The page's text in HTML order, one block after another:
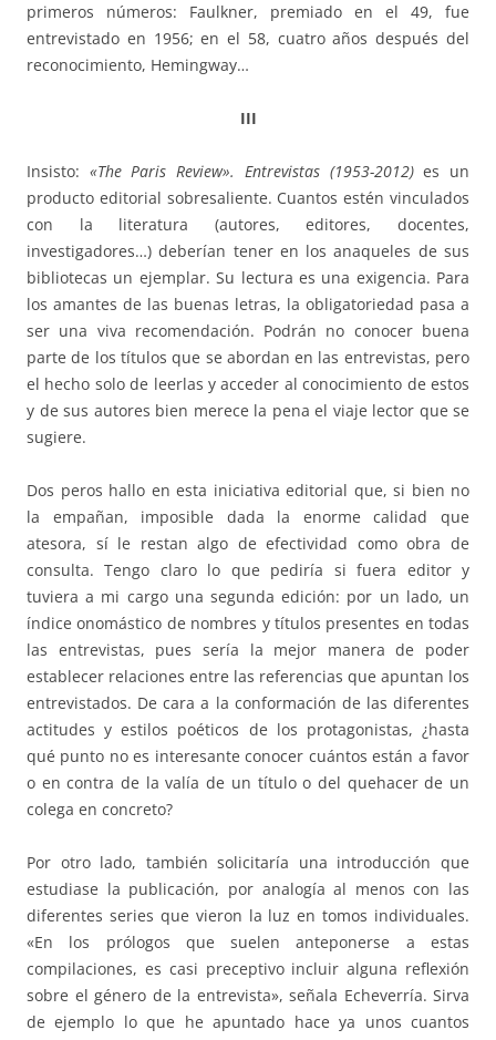
primeros números: Faulkner, premiado en el 49, fue
entrevistado en 1956; en el 58, cuatro años después del
reconocimiento, Hemingway…
III
Insisto: «The Paris Review». Entrevistas (1953-2012)es un
producto editorial sobresaliente. Cuantos estén vinculados
con la literatura (autores, editores, docentes,
investigadores…) deberían tener en los anaqueles de sus
bibliotecas un ejemplar. Su lectura es una exigencia. Para
los amantes de las buenas letras, la obligatoriedad pasa a
ser una viva recomendación. Podrán no conocer buena
parte de los títulos que se abordan en las entrevistas, pero
el hecho solo de leerlas y acceder al conocimiento de estos
y de sus autores bien merece la pena el viaje lector que se
sugiere.
Dos peros hallo en esta iniciativa editorial que, si bien no
la empañan, imposible dada la enorme calidad que
atesora, sí le restan algo de efectividad como obra de
consulta. Tengo claro lo que pediría si fuera editor y
tuviera a mi cargo una segunda edición: por un lado, un
índice onomástico de nombres y títulos presentes en todas
las entrevistas, pues sería la mejor manera de poder
establecer relaciones entre las referencias que apuntan los
entrevistados. De cara a la conformación de las diferentes
actitudes y estilos poéticos de los protagonistas, ¿hasta
qué punto no es interesante conocer cuántos están a favor
o en contra de la valía de un título o del quehacer de un
colega en concreto?
Por otro lado, también solicitaría una introducción que
estudiase la publicación, por analogía al menos con las
diferentes series que vieron la luz en tomos individuales.
«En los prólogos que suelen anteponerse a estas
compilaciones, es casi preceptivo incluir alguna reflexión
sobre el género de la entrevista», señala Echeverría. Sirva
de ejemplo lo que he apuntado hace ya unos cuantos